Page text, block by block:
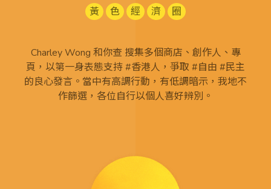
黃 色 經 濟 圈
Charley Wong 和你查 搜集多個商店、創作人、專
頁，以第一身表態支持 #香港人，爭取 #自由 #民主
的良心發言。當中有高調行動，有低調暗示，我地不
作篩選，各位自行以個人喜好辨別。